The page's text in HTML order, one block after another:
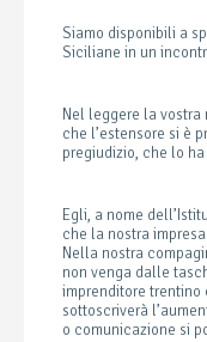
Siamo disponibili a
Siciliane in un
Nel leggere la vostra
che l’estensore si è
pregiudizio, che lo
Egli, a nome
che la nostra
Nella nostra
non venga dalle
imprenditore trentino
sottoscriverà
o comunicazione si